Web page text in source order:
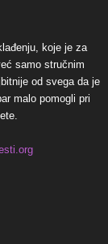
koje je za
samo stručnim
od svega da je
malo pomogli pri